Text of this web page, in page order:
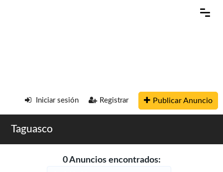
Iniciar sesión Registrar Publicar Anuncio
Taguasco
0 Anuncios encontrados: